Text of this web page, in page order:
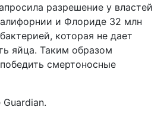
разрешение у властей
и Флориде 32 млн
которая не дает
яйца. Таким образом
смертоносные